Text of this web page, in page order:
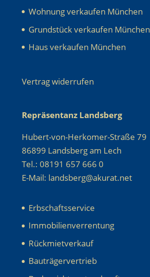
Wohnung verkaufen München
Grundstück verkaufen München
Haus verkaufen München
Vertrag widerrufen
Repräsentanz Landsberg
Hubert-von-Herkomer-Straße 79
86899 Landsberg am Lech
Tel.: 08191 657 666 0
E-Mail: landsberg@akurat.net
Erbschaftsservice
Immobilienverrentung
Rückmietverkauf
Bauträgervertrieb